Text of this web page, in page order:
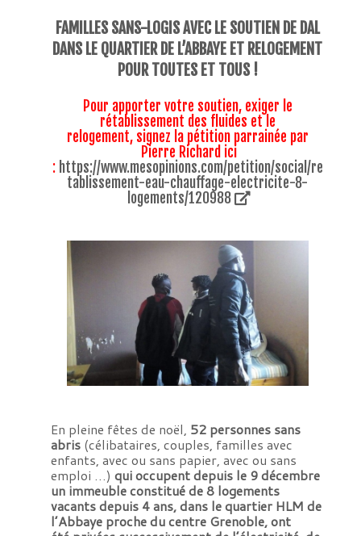
FAMILLES SANS-LOGIS AVEC LE SOUTIEN DE DAL
DANS LE QUARTIER DE L’ABBAYE ET RELOGEMENT
POUR TOUTES ET TOUS !
Pour apporter votre soutien, exiger le
rétablissement des fluides et le
relogement, signez la pétition parrainée par
Pierre Richard ici
: https://www.mesopinions.com/petition/social/re
tablissement-eau-chauffage-electricite-8-
logements/120988
En pleine fêtes de noël, 52 personnes sans
abris(célibataires, couples, familles avec
enfants, avec ou sans papier, avec ou sans
emploi …) qui occupent depuis le 9 décembre
un immeuble constitué de 8 logements
vacants depuis 4 ans, dans le quartier HLM de
l’Abbaye proche du centre Grenoble, ont